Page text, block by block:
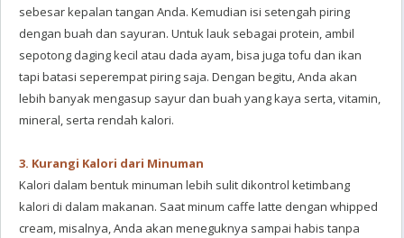
sebesar kepalan tangan Anda. Kemudian isi setengah piring
dengan buah dan sayuran. Untuk lauk sebagai protein, ambil
sepotong daging kecil atau dada ayam, bisa juga tofu dan ikan
tapi batasi seperempat piring saja. Dengan begitu, Anda akan
lebih banyak mengasup sayur dan buah yang kaya serta, vitamin,
mineral, serta rendah kalori.
3. Kurangi Kalori dari Minuman
Kalori dalam bentuk minuman lebih sulit dikontrol ketimbang
kalori di dalam makanan. Saat minum caffe latte dengan whipped
cream, misalnya, Anda akan meneguknya sampai habis tanpa